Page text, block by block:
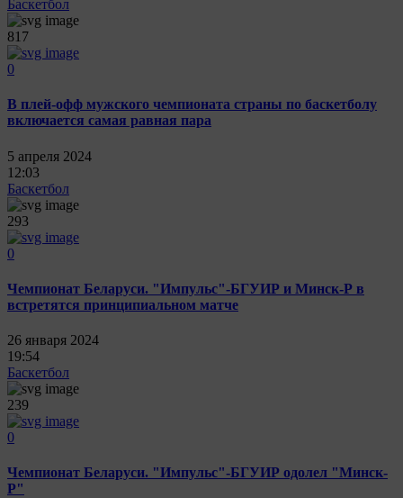
Баскетбол
817
0
В плей-офф мужского чемпионата страны по баскетболу
включается самая равная пара
5 апреля 2024
12:03
Баскетбол
293
0
Чемпионат Беларуси. "Импульс"-БГУИР и Минск-Р в
встретятся принципиальном матче
26 января 2024
19:54
Баскетбол
239
0
Чемпионат Беларуси. "Импульс"-БГУИР одолел "Минск-
Р"